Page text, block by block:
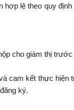
hợp lệ theo quy
cho giám thị
cam kết thực hiện
ký.